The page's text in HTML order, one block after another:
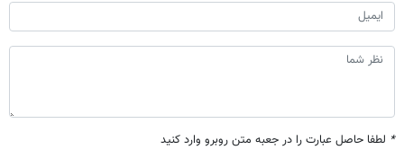
* لطفا حاصل عبارت را در جعبه متن روبرو وارد کنید